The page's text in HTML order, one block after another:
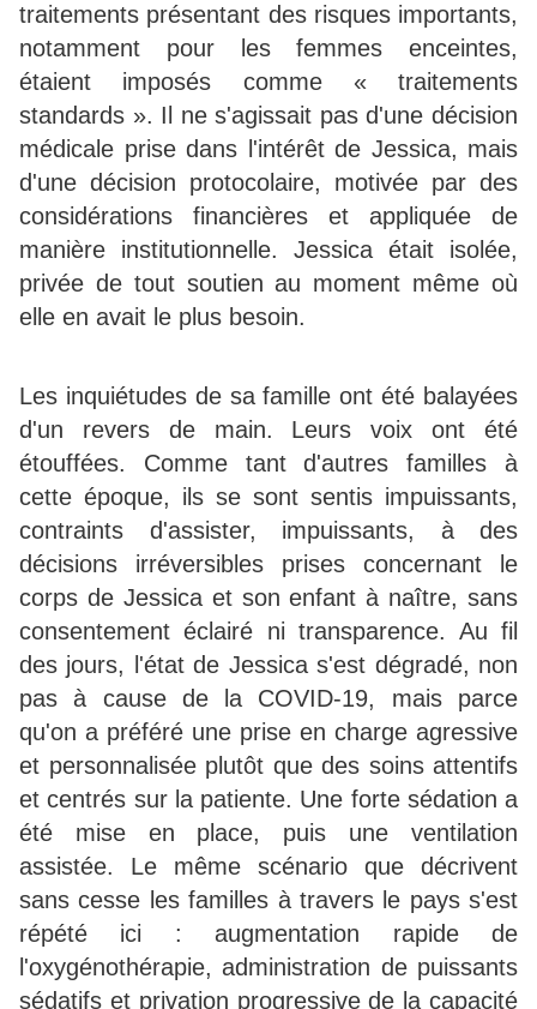
traitements présentant des risques importants,
notamment pour les femmes enceintes,
étaient imposés comme « traitements
standards ». Il ne s'agissait pas d'une décision
médicale prise dans l'intérêt de Jessica, mais
d'une décision protocolaire, motivée par des
considérations financières et appliquée de
manière institutionnelle. Jessica était isolée,
privée de tout soutien au moment même où
elle en avait le plus besoin.
Les inquiétudes de sa famille ont été balayées
d'un revers de main. Leurs voix ont été
étouffées. Comme tant d'autres familles à
cette époque, ils se sont sentis impuissants,
contraints d'assister, impuissants, à des
décisions irréversibles prises concernant le
corps de Jessica et son enfant à naître, sans
consentement éclairé ni transparence. Au fil
des jours, l'état de Jessica s'est dégradé, non
pas à cause de la COVID-19, mais parce
qu'on a préféré une prise en charge agressive
et personnalisée plutôt que des soins attentifs
et centrés sur la patiente. Une forte sédation a
été mise en place, puis une ventilation
assistée. Le même scénario que décrivent
sans cesse les familles à travers le pays s'est
répété ici : augmentation rapide de
l'oxygénothérapie, administration de puissants
sédatifs et privation progressive de la capacité